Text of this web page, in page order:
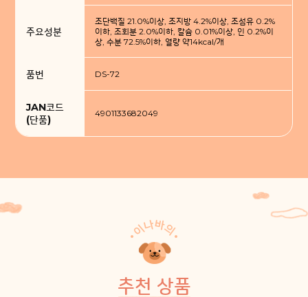
주요성분
조단백질 21.0%이상, 조지방 4.2%이상, 조섬유 0.2%
이하, 조회분 2.0%이하, 칼슘 0.01%이상, 인 0.2%이
상, 수분 72.5%이하, 열량 약14kcal/개
품번 DS-72
JAN코드
(단품)
4901133682049
추천 상품